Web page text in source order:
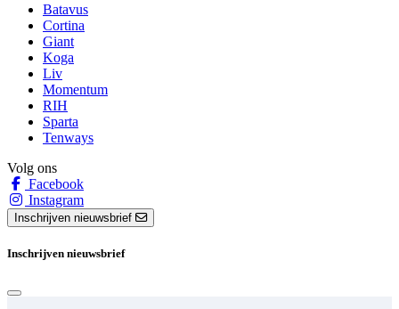
Batavus
Cortina
Giant
Koga
Liv
Momentum
RIH
Sparta
Tenways
Volg ons
Facebook
Instagram
Inschrijven nieuwsbrief
Inschrijven nieuwsbrief